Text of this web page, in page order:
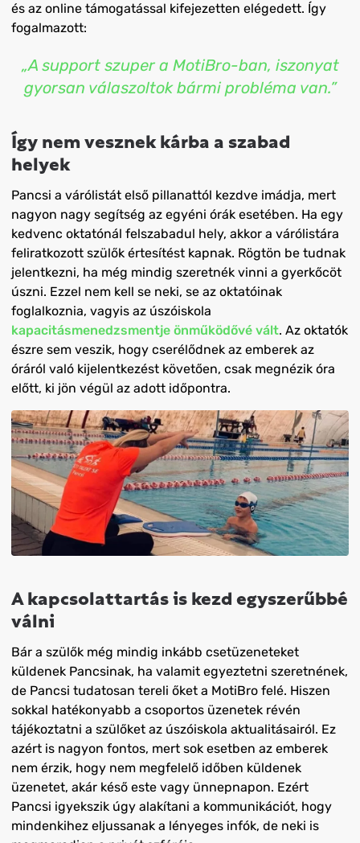
és az online támogatással kifejezetten elégedett. Így
fogalmazott:
„A support szuper a MotiBro-ban, iszonyat
gyorsan válaszoltok bármi probléma van.”
Így nem vesznek kárba a szabad
helyek
Pancsi a várólistát első pillanattól kezdve imádja, mert
nagyon nagy segítség az egyéni órák esetében. Ha egy
kedvenc oktatónál felszabadul hely, akkor a várólistára
feliratkozott szülők értesítést kapnak. Rögtön be tudnak
jelentkezni, ha még mindig szeretnék vinni a gyerkőcöt
úszni. Ezzel nem kell se neki, se az oktatóinak
foglalkoznia, vagyis az úszóiskola
kapacitásmenedzsmentje önműködővé vált. Az oktatók
észre sem veszik, hogy cserélődnek az emberek az
óráról való kijelentkezést követően, csak megnézik óra
előtt, ki jön végül az adott időpontra.
A kapcsolattartás is kezd egyszerűbbé
válni
Bár a szülők még mindig inkább csetüzeneteket
küldenek Pancsinak, ha valamit egyeztetni szeretnének,
de Pancsi tudatosan tereli őket a MotiBro felé. Hiszen
sokkal hatékonyabb a csoportos üzenetek révén
tájékoztatni a szülőket az úszóiskola aktualitásairól. Ez
azért is nagyon fontos, mert sok esetben az emberek
nem érzik, hogy nem megfelelő időben küldenek
üzenetet, akár késő este vagy ünnepnapon. Ezért
Pancsi igyekszik úgy alakítani a kommunikációt, hogy
mindenkihez eljussanak a lényeges infók, de neki is